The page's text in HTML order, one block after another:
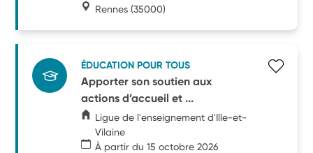
Rennes (35000)
ÉDUCATION POUR TOUS
Apporter son soutien aux
actions d’accueil et ...
Ligue de l'enseignement d'Ille-et-
Vilaine
À partir du 15 octobre 2026